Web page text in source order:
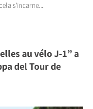
s'incarne...
au vélo J-1” a
del Tour de